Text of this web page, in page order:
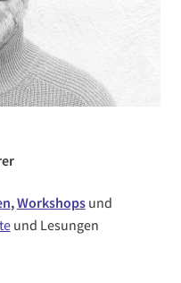
,Workshopsund
und Lesungen